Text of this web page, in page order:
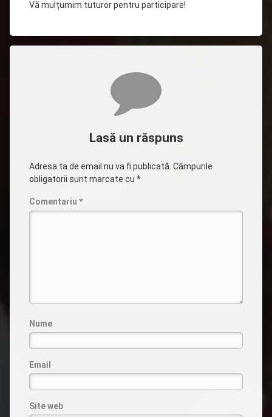
Vă mulțumim tuturor pentru participare!
Lasă un răspuns
Adresa ta de email nu va fi publicată. Câmpurile
obligatorii sunt marcate cu *
Comentariu *
Nume
Email
Site web